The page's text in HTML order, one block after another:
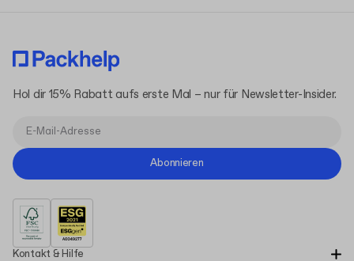
Kontakt & Hilfe
Hol dir 15% Rabatt aufs erste Mal – nur für Newsletter-Insider.
Abonnieren